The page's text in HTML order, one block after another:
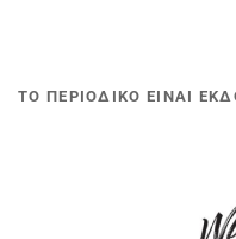
ΤΟ ΠΕΡΙΟΔΙΚΟ ΕΙΝΑΙ